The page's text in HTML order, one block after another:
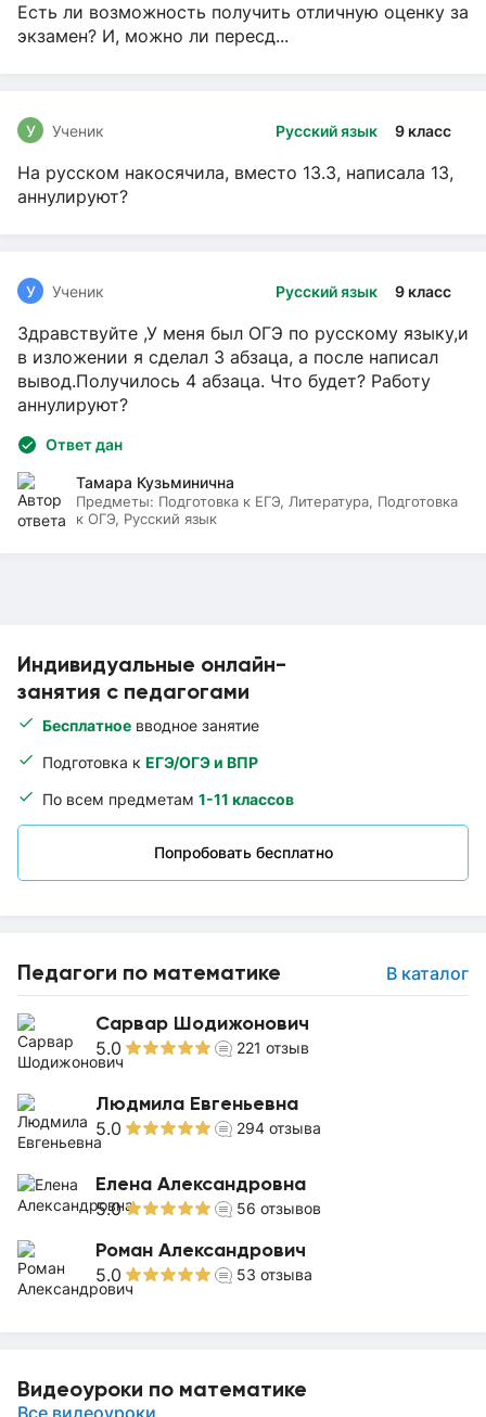
Индивидуальные онлайн-
занятия с педагогами
Бесплатное вводное занятие
Подготовка к ЕГЭ/ОГЭ и ВПР
По всем предметам 1-11 классов
Попробовать бесплатно
Педагоги по математике В каталог
Сарвар Шодижонович
5.0 221 отзыв
Людмила Евгеньевна
5.0 294 отзыва
Елена Александровна
5.0 56 отзывов
Роман Александрович
5.0 53 отзыва
Видеоуроки по математике
Все видеоуроки
Есть ли возможность получить отличную оценку за
экзамен? И, можно ли пересд...
Русский язык 9 класс
У Ученик
На русском накосячила, вместо 13.3, написала 13,
аннулируют?
Русский язык 9 класс
У Ученик
Здравствуйте ,У меня был ОГЭ по русскому языку,и
в изложении я сделал 3 абзаца, а после написал
вывод.Получилось 4 абзаца. Что будет? Работу
аннулируют?
Ответ дан
Тамара Кузьминична
Предметы: Подготовка к ЕГЭ, Литература, Подготовка
к ОГЭ, Русский язык